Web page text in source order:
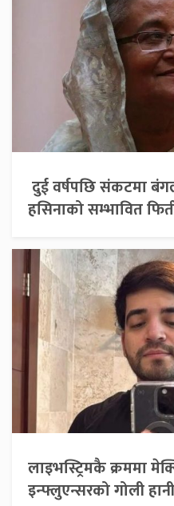
दुई वर्षपछि संकटमा
हसिनाको सम्भावित
लाइभस्ट्रिमकै क्रममा
इन्फ्लुएन्सरको गोली